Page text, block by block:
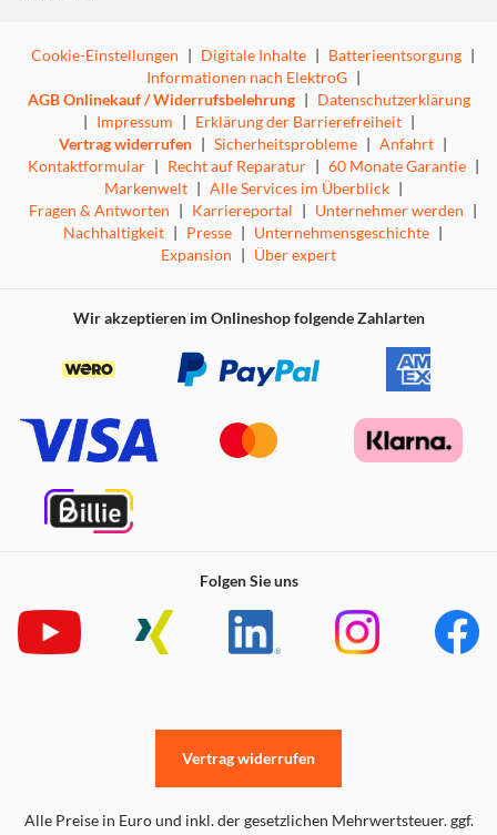
Cookie-Einstellungen | Digitale Inhalte | Batterieentsorgung |
Informationen nach ElektroG |
AGB Onlinekauf / Widerrufsbelehrung | Datenschutzerklärung
| Impressum | Erklärung der Barrierefreiheit |
Vertrag widerrufen | Sicherheitsprobleme | Anfahrt |
Kontaktformular | Recht auf Reparatur | 60 Monate Garantie |
Markenwelt | Alle Services im Überblick |
Fragen & Antworten | Karriereportal | Unternehmer werden |
Nachhaltigkeit | Presse | Unternehmensgeschichte |
Expansion | Über expert
Wir akzeptieren im Onlineshop folgende Zahlarten
Folgen Sie uns
Alle Preise in Euro und inkl. der gesetzlichen Mehrwertsteuer. ggf.
Vertrag widerrufen